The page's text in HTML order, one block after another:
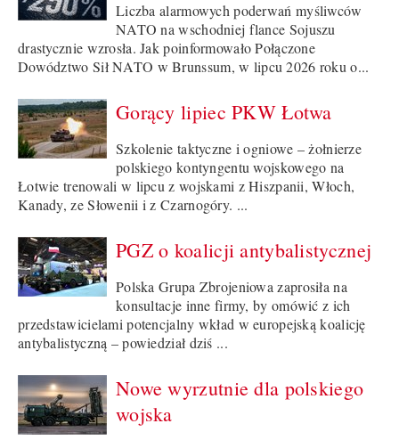
Liczba alarmowych poderwań myśliwców
NATO na wschodniej flance Sojuszu
drastycznie wzrosła. Jak poinformowało Połączone
Dowództwo Sił NATO w Brunssum, w lipcu 2026 roku o...
Gorący lipiec PKW Łotwa
Szkolenie taktyczne i ogniowe – żołnierze
polskiego kontyngentu wojskowego na
Łotwie trenowali w lipcu z wojskami z Hiszpanii, Włoch,
Kanady, ze Słowenii i z Czarnogóry. ...
PGZ o koalicji antybalistycznej
Polska Grupa Zbrojeniowa zaprosiła na
konsultacje inne firmy, by omówić z ich
przedstawicielami potencjalny wkład w europejską koalicję
antybalistyczną – powiedział dziś ...
Nowe wyrzutnie dla polskiego
wojska